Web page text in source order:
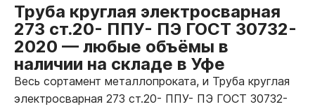
Труба круглая электросварная
273 ст.20- ППУ- ПЭ ГОСТ 30732-
2020 — любые объёмы в
наличии на складе в Уфе
Весь сортамент металлопроката, и Труба круглая
электросварная 273 ст.20- ППУ- ПЭ ГОСТ 30732-